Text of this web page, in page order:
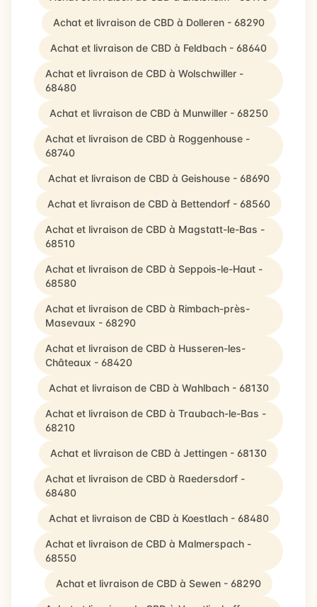
Achat et livraison de CBD à Dolleren - 68290
Achat et livraison de CBD à Feldbach - 68640
Achat et livraison de CBD à Wolschwiller -
68480
Achat et livraison de CBD à Munwiller - 68250
Achat et livraison de CBD à Roggenhouse -
68740
Achat et livraison de CBD à Geishouse - 68690
Achat et livraison de CBD à Bettendorf - 68560
Achat et livraison de CBD à Magstatt-le-Bas -
68510
Achat et livraison de CBD à Seppois-le-Haut -
68580
Achat et livraison de CBD à Rimbach-près-
Masevaux - 68290
Achat et livraison de CBD à Husseren-les-
Châteaux - 68420
Achat et livraison de CBD à Wahlbach - 68130
Achat et livraison de CBD à Traubach-le-Bas -
68210
Achat et livraison de CBD à Jettingen - 68130
Achat et livraison de CBD à Raedersdorf -
68480
Achat et livraison de CBD à Koestlach - 68480
Achat et livraison de CBD à Malmerspach -
68550
Achat et livraison de CBD à Sewen - 68290